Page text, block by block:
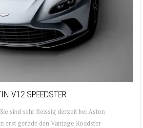
V12 SPEEDSTER
sind sehr fleissig derzeit bei Aston
erst gerade den Vantage Roadster